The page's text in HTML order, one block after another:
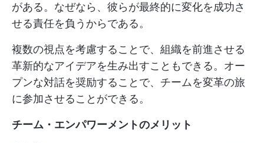
がある。なぜなら、彼らが最終的に変化を成功さ
せる責任を負うからである。
複数の視点を考慮することで、組織を前進させる
革新的なアイデアを生み出すこともできる。オー
プンな対話を奨励することで、チームを変革の旅
に参加させることができる。
チーム・エンパワーメントのメリット